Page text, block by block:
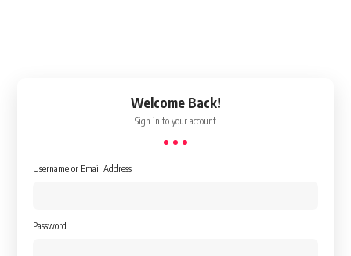
Welcome Back!
Sign in to your account
Username or Email Address
Password